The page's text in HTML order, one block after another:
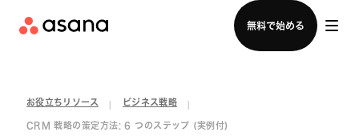
無料で始める
セールスチームに問い合わせる
お役立ちリソース ビジネス戦略
CRM 戦略の策定方法: 6 つのステップ (実例付)